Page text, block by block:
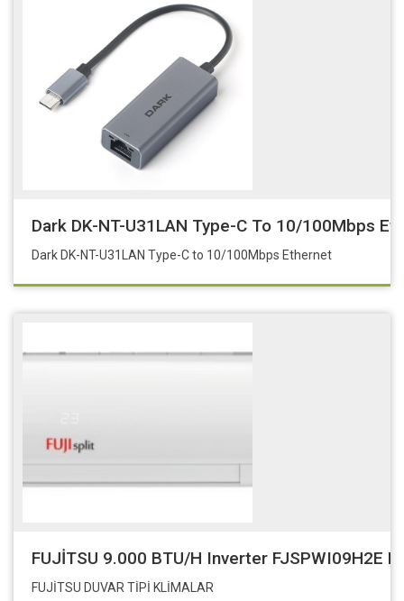
Dark DK-NT-U31LAN Type-C To 10/100Mbps
Dark DK-NT-U31LAN Type-C to 10/100Mbps Ethernet
FUJİTSU 9.000 BTU/h Inverter FJSPWI09H2E
FUJİTSU DUVAR TİPİ KLİMALAR